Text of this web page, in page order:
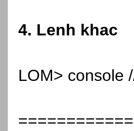
4. Lenh khac
LOM> console